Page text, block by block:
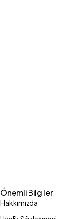
Önemli Bilgiler
Hakkımızda